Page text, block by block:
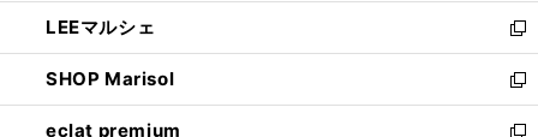
く
で
開
く
ド
ウ
で
開
く
ウ
ィ
ン
ド
ウ
で
し
い
ウ
ィ
ン
ド
LEEマルシェ
新
し
い
ウ
SHOP Marisol
新
し
eclat premium